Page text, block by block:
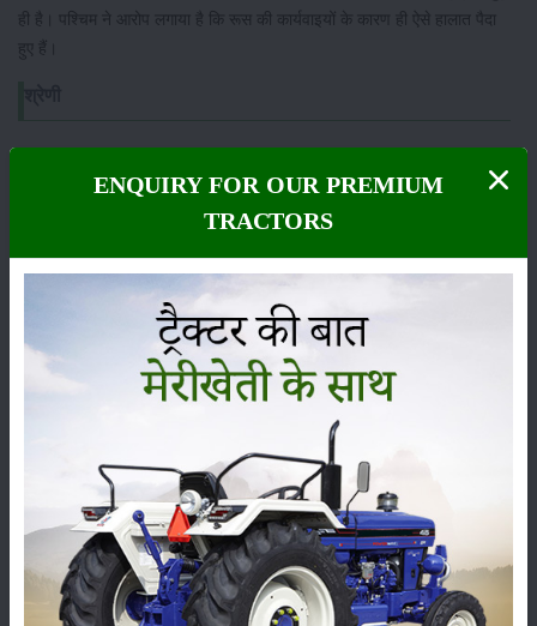
ही है। पश्चिम ने आरोप लगाया है कि रूस की कार्यवाइयों के कारण ही ऐसे हालात पैदा
हुए हैं।
कीटनाशक पशुपालन
कृषि यंत्र समाचार
ENQUIRY FOR OUR PREMIUM
TRACTORS